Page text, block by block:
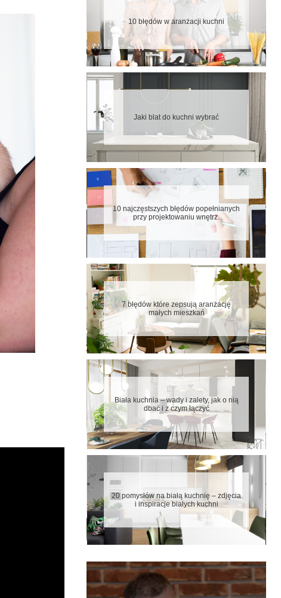
10 błędów w aranżacji kuchni
10 najczęstszych błędów popełnianych
przy projektowaniu wnętrz.
7 błędów które zepsują aranżację
małych mieszkań
Biała kuchnia – wady i zalety, jak o nią
dbać i z czym łączyć
20 pomysłów na białą kuchnię – zdjęcia
i inspiracje białych kuchni
10 pomysłów na sufit